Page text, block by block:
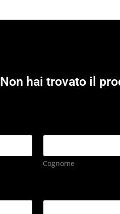
Non hai trovato il
Cognome